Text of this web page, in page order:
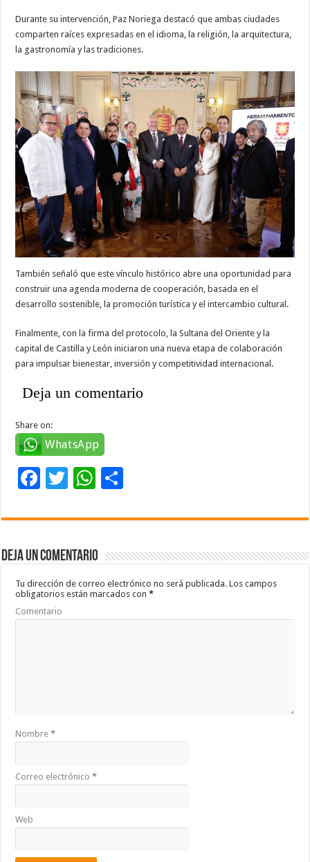
Durante su intervención, Paz Noriega destacó que ambas ciudades
comparten raíces expresadas en el idioma, la religión, la arquitectura,
la gastronomía y las tradiciones.
También señaló que este vínculo histórico abre una oportunidad para
construir una agenda moderna de cooperación, basada en el
desarrollo sostenible, la promoción turística y el intercambio cultural.
Finalmente, con la firma del protocolo, la Sultana del Oriente y la
capital de Castilla y León iniciaron una nueva etapa de colaboración
para impulsar bienestar, inversión y competitividad internacional.
Deja un comentario
Share on:
WhatsApp
F
e
b
o
o
k
T
tt
er
W
at
sA
p
p
m
ar
ti
Deja un comentario
Tu dirección de correo electrónico no será publicada. Los campos
obligatorios están marcados con*
Comentario
Nombre*
Correo electrónico*
Web